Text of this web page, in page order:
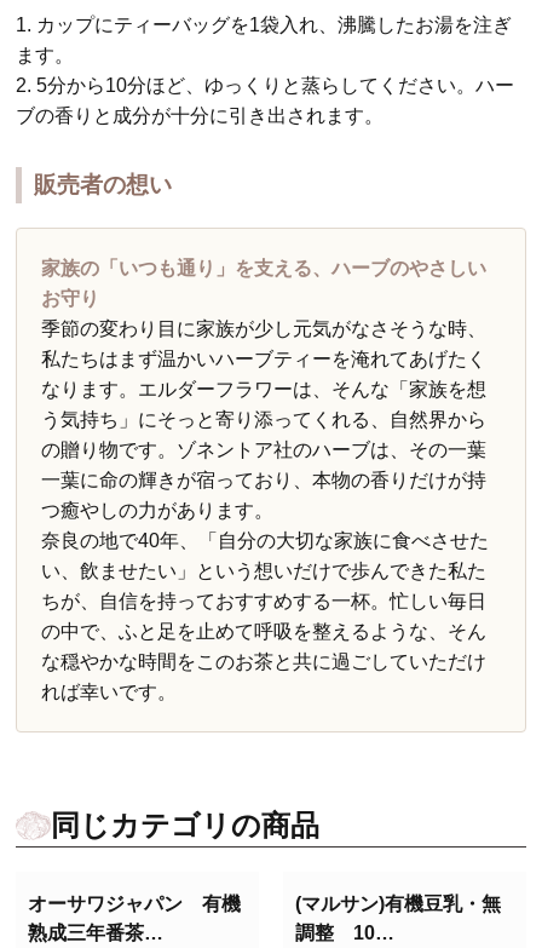
1. カップにティーバッグを1袋入れ、沸騰したお湯を注ぎ
ます。
2. 5分から10分ほど、ゆっくりと蒸らしてください。ハー
ブの香りと成分が十分に引き出されます。
販売者の想い
家族の「いつも通り」を支える、ハーブのやさしい
お守り
季節の変わり目に家族が少し元気がなさそうな時、
私たちはまず温かいハーブティーを淹れてあげたく
なります。エルダーフラワーは、そんな「家族を想
う気持ち」にそっと寄り添ってくれる、自然界から
の贈り物です。ゾネントア社のハーブは、その一葉
一葉に命の輝きが宿っており、本物の香りだけが持
つ癒やしの力があります。
奈良の地で40年、「自分の大切な家族に食べさせた
い、飲ませたい」という想いだけで歩んできた私た
ちが、自信を持っておすすめする一杯。忙しい毎日
の中で、ふと足を止めて呼吸を整えるような、そん
な穏やかな時間をこのお茶と共に過ごしていただけ
れば幸いです。
同じカテゴリの商品
オーサワジャパン 有機
熟成三年番茶…
(マルサン)有機豆乳・無
調整 10…